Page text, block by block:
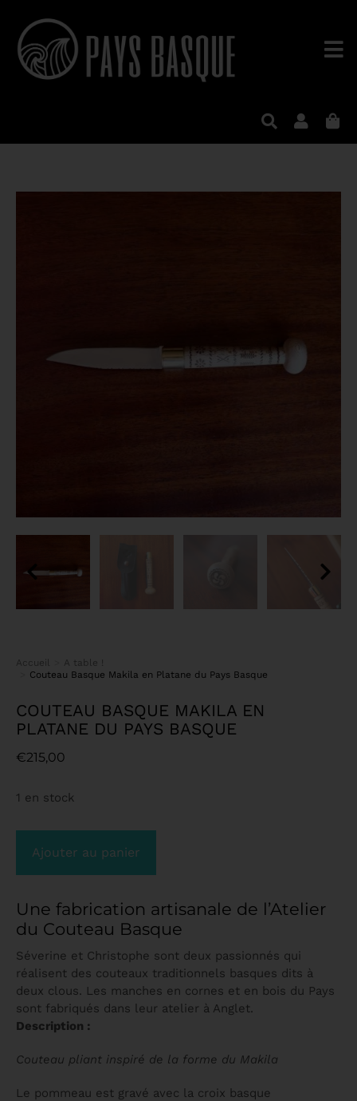
Vous êtes ici :
Accueil
A table !
Couteau Basque Makila en Platane du Pays Basque
COUTEAU BASQUE MAKILA EN
PLATANE DU PAYS BASQUE
€215,00
1 en stock
Ajouter au panier
Une fabrication artisanale de l’Atelier
du Couteau Basque
Séverine et Christophe sont deux passionnés qui
réalisent des couteaux traditionnels basques dits à
deux clous. Les manches en cornes et en bois du Pays
sont fabriqués dans leur atelier à Anglet.
Description :
Couteau pliant inspiré de la forme du Makila
Le pommeau est gravé avec la croix basque